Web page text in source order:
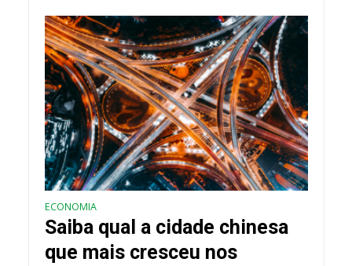
ECONOMIA
Saiba qual a cidade chinesa
que mais cresceu nos